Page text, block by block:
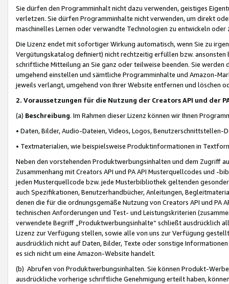
Sie dürfen den Programminhalt nicht dazu verwenden, geistiges
verletzen. Sie dürfen Programminhalte nicht verwenden, um direkt
maschinelles Lernen oder verwandte Technologien zu entwickeln
Die Lizenz endet mit sofortiger Wirkung automatisch, wenn Sie zu
Vergütungskatalog definiert) nicht rechtzeitig erfüllen bzw. ansonsten
schriftliche Mitteilung an Sie ganz oder teilweise beenden. Sie werden
umgehend einstellen und sämtliche Programminhalte und Amazon-
jeweils verlangt, umgehend von Ihrer Website entfernen und löschen
2. Voraussetzungen für die Nutzung der Creators API und der
(a) Beschreibung. Im Rahmen dieser Lizenz können wir Ihnen
• Daten, Bilder, Audio-Dateien, Videos, Logos, Benutzerschnittstellen-
• Textmaterialien, wie beispielsweise Produktinformationen in
Neben den vorstehenden Produktwerbungsinhalten und dem Zugriff
Zusammenhang mit Creators API und PA API Musterquellcodes und
jeden Musterquellcode bzw. jede Musterbibliothek geltenden
auch Spezifikationen, Benutzerhandbücher, Anleitungen,
denen die für die ordnungsgemäße Nutzung von Creators API und PA
technischen Anforderungen und Test- und Leistungskriterien
verwendete Begriff „Produktwerbungsinhalte“ schließt ausdrücklich
Lizenz zur Verfügung stellen, sowie alle von uns zur Verfügung
ausdrücklich nicht auf Daten, Bilder, Texte oder sonstige
es sich nicht um eine Amazon-Website handelt.
(b) Abrufen von Produktwerbungsinhalten. Sie können Produkt-
ausdrückliche vorherige schriftliche Genehmigung erteilt haben,